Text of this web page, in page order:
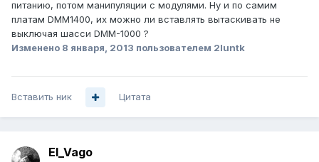
питанию, потом манипуляции с модулями. Ну и по самим
платам DMM1400, их можно ли вставлять вытаскивать не
выключая шасси DMM-1000 ?
Изменено 8 января, 2013 пользователем 2luntk
Вставить ник Цитата
El_Vago